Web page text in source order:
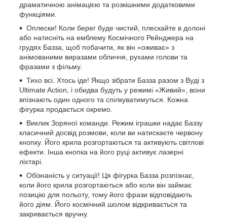
драматичною анімацією та розкішними додатковими
функціями.
​Оплески! Коли берег буде чистий, плескайте в долоні
або натисніть на емблему Космічного Рейнджера на
грудях Базза, щоб побачити, як він «оживає» з
анімованими виразами обличчя, рухами голови та
фразами з фільму.
​Тихо всі. Хтось іде! Якщо зібрати Базза разом з Вуді з
Ultimate Action, і обидва будуть у режимі «Живий», вони
впізнають один одного та спілкуватимуться. Кожна
фігурка продається окремо.
Виклик Зоряної команди. Режим іграшки надає Баззу
класичний досвід розмови, коли ви натискаєте червону
кнопку. Його крила розгортаються та активують світлові
ефекти. Інша кнопка на його руці активує лазерні
ліхтарі.
​Обізнаність у ситуації! Ця фігурка Базза розпізнає,
коли його крила розгортаються або коли він займає
позицію для польоту, тому його фрази відповідають
його діям. Його космічний шолом відкривається та
закривається вручну.